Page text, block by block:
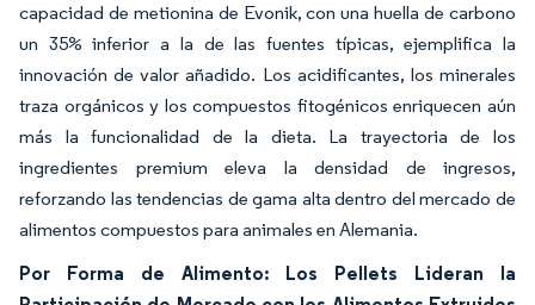
capacidad de metionina de Evonik, con una huella de carbono
un 35% inferior a la de las fuentes típicas, ejemplifica la
innovación de valor añadido. Los acidificantes, los minerales
traza orgánicos y los compuestos fitogénicos enriquecen aún
más la funcionalidad de la dieta. La trayectoria de los
ingredientes premium eleva la densidad de ingresos,
reforzando las tendencias de gama alta dentro del mercado de
alimentos compuestos para animales en Alemania.
Por Forma de Alimento: Los Pellets Lideran la